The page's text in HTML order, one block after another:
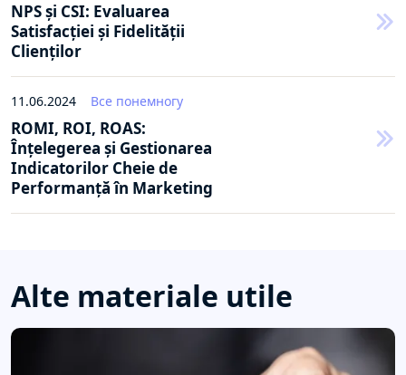
NPS și CSI: Evaluarea
Satisfacției și Fidelității
Clienților
11.06.2024 Все понемногу
ROMI, ROI, ROAS:
Înțelegerea și Gestionarea
Indicatorilor Cheie de
Performanță în Marketing
Alte materiale utile